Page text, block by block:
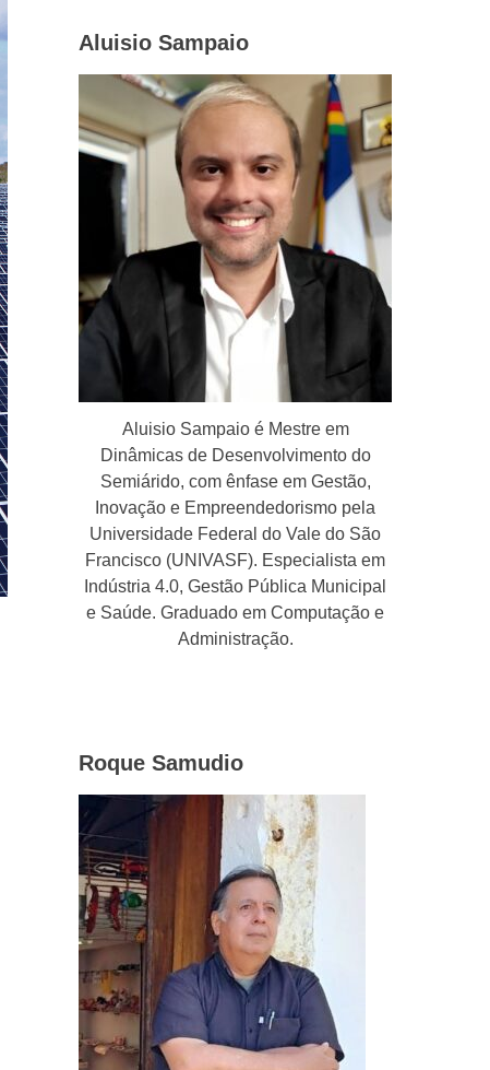
Aluisio Sampaio
Aluisio Sampaio é Mestre em
Dinâmicas de Desenvolvimento do
Semiárido, com ênfase em Gestão,
Inovação e Empreendedorismo pela
Universidade Federal do Vale do São
Francisco (UNIVASF). Especialista em
Indústria 4.0, Gestão Pública Municipal
e Saúde. Graduado em Computação e
Administração.
Roque Samudio